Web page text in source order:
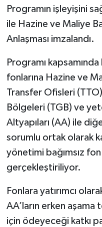
Programın işleyişini
ile Hazine ve Maliye
Anlaşması imzalandı.
Programı
fonlarına Hazine ve
Transfer Ofisleri
Bölgeleri (TGB) ve
Altyapıları (AA) ile
sorumlu ortak olarak
yönetimi bağımsız
gerçekleştiriliyor.
Fonlara yatırımcı
AA’ların erken
için ödeyeceği katkı